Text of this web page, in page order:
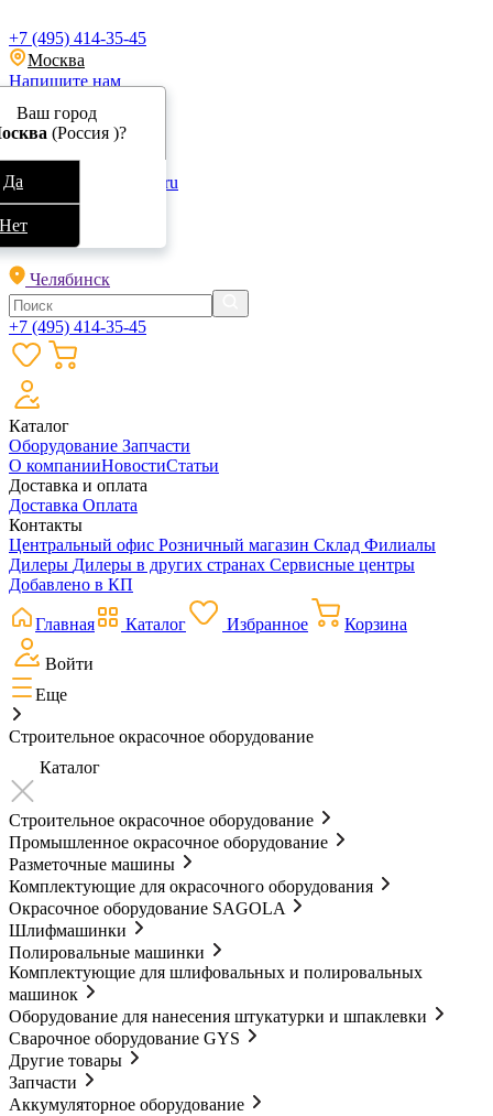
+7 (495) 414-35-45
Москва
Напишите нам
info@specokraska.ru
Обратный звонок
Челябинск
+7 (495) 414-35-45
Каталог
Оборудование Запчасти
О компанииНовостиСтатьи
Доставка и оплата
Доставка Оплата
Контакты
Центральный офис Розничный магазин Склад Филиалы
Дилеры Дилеры в других странах Сервисные центры
Добавлено в КП
Главная Каталог Избранное Корзина
Войти
Еще
Строительное окрасочное оборудование
Каталог
Строительное окрасочное оборудование
Промышленное окрасочное оборудование
Разметочные машины
Комплектующие для окрасочного оборудования
Окрасочное оборудование SAGOLA
Шлифмашинки
Полировальные машинки
Комплектующие для шлифовальных и полировальных
машинок
Оборудование для нанесения штукатурки и шпаклевки
Сварочное оборудование GYS
Другие товары
Запчасти
Аккумуляторное оборудование
Ваш город
(Россия )?
Да
Нет